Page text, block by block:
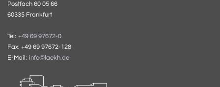
Postfach 60 05 66
60335 Frankfurt
Tel: +49 69 97672-0
Fax: +49 69 97672-128
E-Mail: info@laekh.de